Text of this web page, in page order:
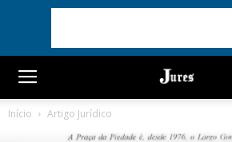
Início Artigo Jurídico